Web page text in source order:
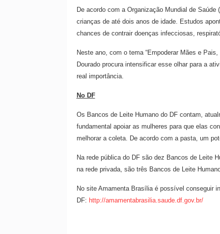
De acordo com a Organização Mundial de
crianças de até dois anos de idade. Estudos
chances de contrair doenças infecciosas,
Neste ano, com o tema “Empoderar Mães e
Dourado procura intensificar esse olhar para a
real importância.
No DF
Os Bancos de Leite Humano do DF contam,
fundamental apoiar as mulheres para que elas
melhorar a coleta. De acordo com a pasta, um
Na rede pública do DF são dez Bancos de Leite
na rede privada, são três Bancos de Leite
No site Amamenta Brasília é possível conseguir
DF: http://amamentabrasilia.saude.df.gov.br/